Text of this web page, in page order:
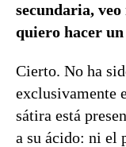
secundaria,
quiero hacer
Cierto. No ha
exclusivamente
sátira está
a su ácido: ni el